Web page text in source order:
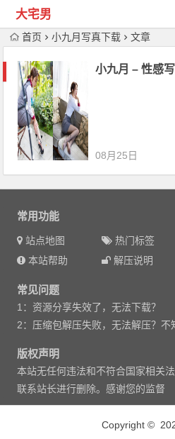
大宅男
首页 小九月写真下载 文章
小九月 – 性感
08月25日
常用功能
站点地图 热门标签
本站帮助
解压说明
常见问题
1：资源分享失效了，无法下载？
2：压缩包解压失败，无法解压？不
版权声明
本站无任何违法和不符合国家相关
联系站长进行删除。感谢您的监督
Copyright ©